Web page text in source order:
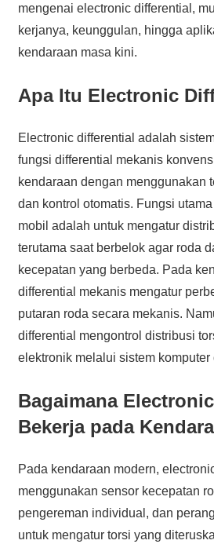
mengenai electronic differential,
kerjanya, keunggulan, hingga
kendaraan masa kini.
Apa Itu Electronic
Electronic differential adalah
fungsi differential mekanis
kendaraan dengan menggunakan
dan kontrol otomatis. Fungsi
mobil adalah untuk mengatur
terutama saat berbelok agar roda
kecepatan yang berbeda. Pada
differential mekanis mengatur
putaran roda secara mekanis.
differential mengontrol distribusi
elektronik melalui sistem
Bagaimana
Bekerja pada
Pada kendaraan modern,
menggunakan sensor kecepatan
pengereman individual, dan
untuk mengatur torsi yang